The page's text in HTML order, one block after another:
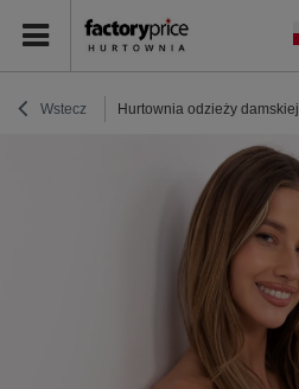
Wstecz Hurtownia odzieży damskiej